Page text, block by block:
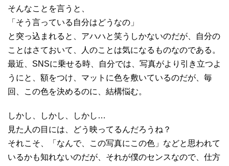
そんなことを言うと、
「そう言っている自分はどうなの」
と突っ込まれると、アハハと笑うしかないのだが、自分の
ことはさておいて、人のことは気になるものなのである。
最近、SNSに乗せる時、自分では、写真がより引き立つよ
うにと、額をつけ、マットに色を敷いているのだが、毎
回、この色を決めるのに、結構悩む。
しかし、しかし、しかし…
見た人の目には、どう映ってるんだろうね？
それこそ、「なんで、この写真にこの色」などと思われて
いるかも知れないのだが、それが僕のセンスなので、仕方